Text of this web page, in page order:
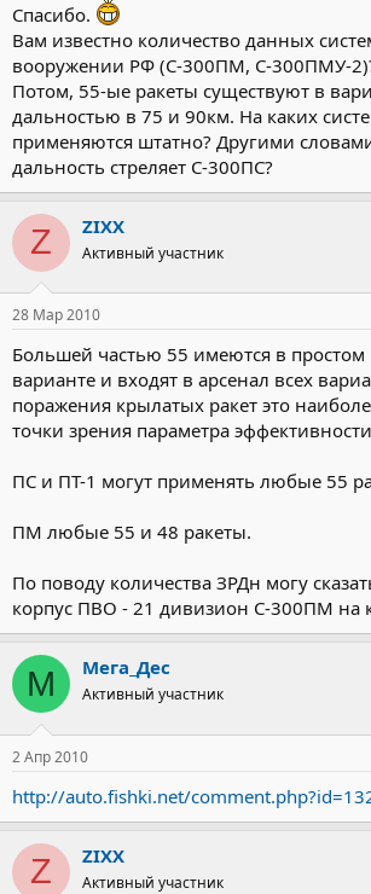
Спасибо.
Вам известно количество данных
вооружении РФ (С-300ПМ, С-300ПМУ-
Потом, 55-ые ракеты существуют в
дальностью в 75 и 90км. На каких
применяются штатно? Другими
дальность стреляет С-300ПС?
Z ZIXX
Активный участник
28 Мар 2010
Большей частью 55 имеются в
варианте и входят в арсенал всех
поражения крылатых ракет это
точки зрения параметра
ПС и ПТ-1 могут применять любые 55
ПМ любые 55 и 48 ракеты.
По поводу количества ЗРДн могу
корпус ПВО - 21 дивизион С-300ПМ на
М Мега_Дес
Активный участник
2 Апр 2010
http://auto.fishki.net/
Z ZIXX
Активный участник